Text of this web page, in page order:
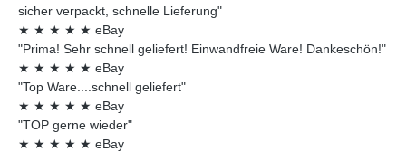
sicher verpackt, schnelle Lieferung"
★ ★ ★ ★ ★ eBay
"Prima! Sehr schnell geliefert! Einwandfreie Ware! Dankeschön!"
★ ★ ★ ★ ★ eBay
"Top Ware....schnell geliefert"
★ ★ ★ ★ ★ eBay
"TOP gerne wieder"
★ ★ ★ ★ ★ eBay